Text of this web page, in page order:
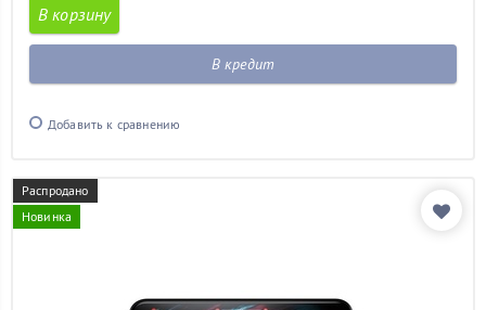
В корзину
В кредит
Добавить к сравнению
Распродано
Новинка